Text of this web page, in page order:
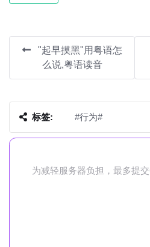
"起早摸黑"用粤语怎
么说,粤语读音
标签: #行为#